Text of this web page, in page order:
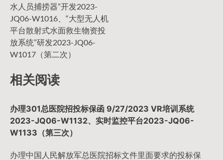
航
水人员捕捞器”开发2023-
JQ06-W1016、“大型无人机
平台散射式水面救生物资投
放系统”研发2023-JQ06-
W1017（第二次）
相关阅读
办理301总医院招投标保函 9/27/2023 VR培训系统
2023-JQ06-W1132、实时监控平台2023-JQ06-
W1133（第三次）
办理中国人民解放军总医院招标文件里面要求的投标保